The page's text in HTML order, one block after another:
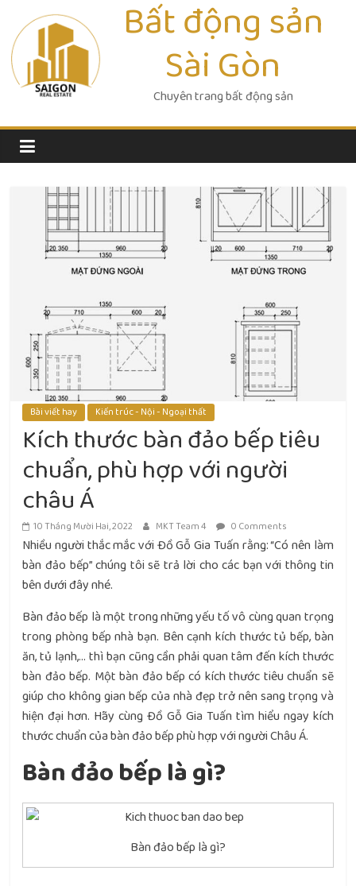
content
Bất động sản
Sài Gòn
Chuyên trang bất động sản
Bài viết hay Kiến trúc - Nội - Ngoại thất
Kích thước bàn đảo bếp tiêu
chuẩn, phù hợp với người
châu Á
10 Tháng Mười Hai, 2022 MKT Team 4 0 Comments
Nhiều người thắc mắc với Đồ Gỗ Gia Tuấn rằng: “Có nên làm
bàn đảo bếp” chúng tôi sẽ trả lời cho các bạn với thông tin
bên dưới đây nhé.
Bàn đảo bếp là một trong những yếu tố vô cùng quan trọng
trong phòng bếp nhà bạn. Bên cạnh kích thước tủ bếp, bàn
ăn, tủ lạnh,… thì bạn cũng cần phải quan tâm đến kích thước
bàn đảo bếp. Một bàn đảo bếp có kích thước tiêu chuẩn sẽ
giúp cho không gian bếp của nhà đẹp trở nên sang trọng và
hiện đại hơn. Hãy cùng Đồ Gỗ Gia Tuấn tìm hiểu ngay kích
thước chuẩn của bàn đảo bếp phù hợp với người Châu Á.
Bàn đảo bếp là gì?
Bàn đảo bếp là gì?